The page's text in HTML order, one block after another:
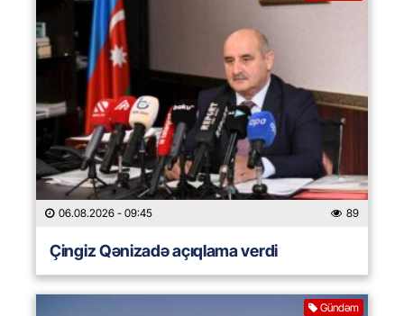
06.08.2026 - 09:45 89
Çingiz Qənizadə açıqlama verdi
Gündəm